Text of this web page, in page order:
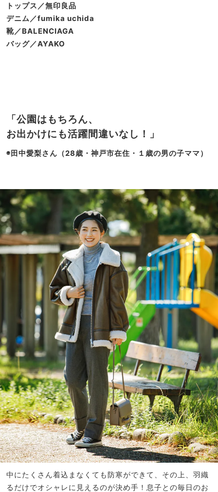
トップス／無印良品
デニム／fumika uchida
靴／BALENCIAGA
バッグ／AYAKO
「公園はもちろん、
お出かけにも活躍間違いなし！」
◉田中愛梨さん（28歳・神戸市在住・１歳の男の子ママ）
中にたくさん着込まなくても防寒ができて、その上、羽織
るだけでオシャレに見えるのが決め手！息子との毎日のお